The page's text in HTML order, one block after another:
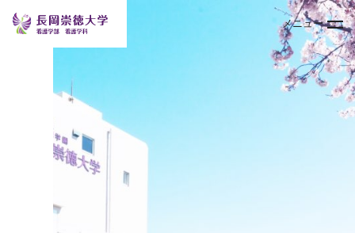
メニュー
キャンパスライフ